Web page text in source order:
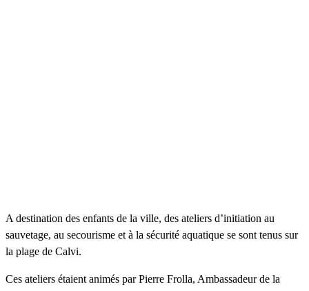
A destination des enfants de la ville, des ateliers d’initiation au
sauvetage, au secourisme et à la sécurité aquatique se sont tenus sur
la plage de Calvi.
Ces ateliers étaient animés par Pierre Frolla, Ambassadeur de la